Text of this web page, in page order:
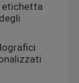
etichetta